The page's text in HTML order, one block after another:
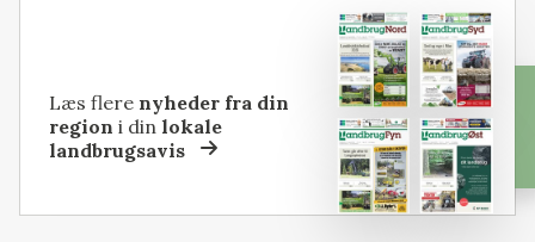
Læs flere nyheder fra din
region i dinlokale
landbrugsavis